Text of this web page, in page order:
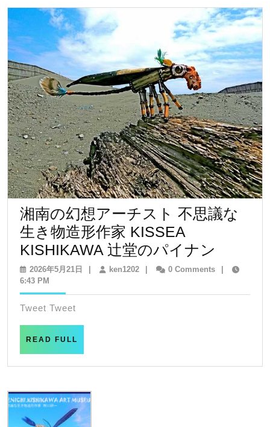
湘南の幻想アーチスト 不思議な
生き物造形作家 KISSEA
KISHIKAWA 辻堂のパイナン
南
2026年5月21日
2026
日
ken1202ken12020 Comments
6:43 PM
Tweet Tweet
READ FULL